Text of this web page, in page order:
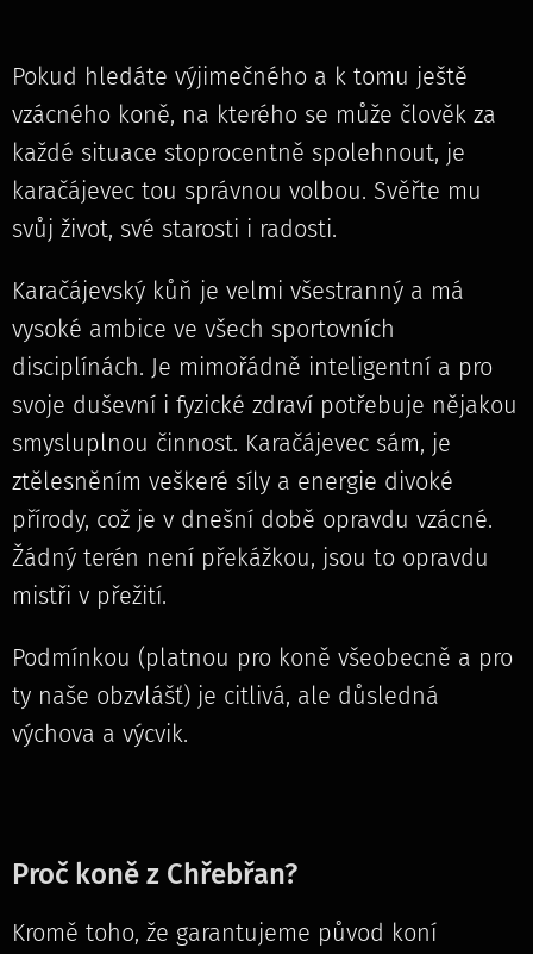
Pokud hledáte výjimečného a k tomu ještě
vzácného koně, na kterého se může člověk za
každé situace stoprocentně spolehnout, je
karačájevec tou správnou volbou. Svěřte mu
svůj život, své starosti i radosti.
Karačájevský kůň je velmi všestranný a má
vysoké ambice ve všech sportovních
disciplínách. Je mimořádně inteligentní a pro
svoje duševní i fyzické zdraví potřebuje nějakou
smysluplnou činnost. Karačájevec sám, je
ztělesněním veškeré síly a energie divoké
přírody, což je v dnešní době opravdu vzácné.
Žádný terén není překážkou, jsou to opravdu
mistři v přežití.
Podmínkou (platnou pro koně všeobecně a pro
ty naše obzvlášť) je citlivá, ale důsledná
výchova a výcvik.
Proč koně z Chřebřan?
Kromě toho, že garantujeme původ koní